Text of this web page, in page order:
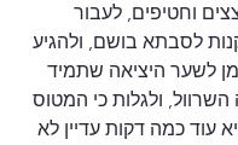
וחטיפים, לעבור
לסבתא בושם, ולהגיע
לשער היציאה שתמיד
ולגלות כי המטוס
עוד כמה דקות עדיין לא